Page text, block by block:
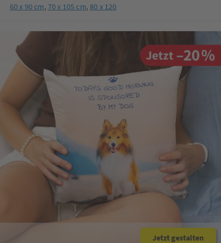
60 x 90 cm, 70 x 105 cm, 80 x 120
Jetzt gestalten